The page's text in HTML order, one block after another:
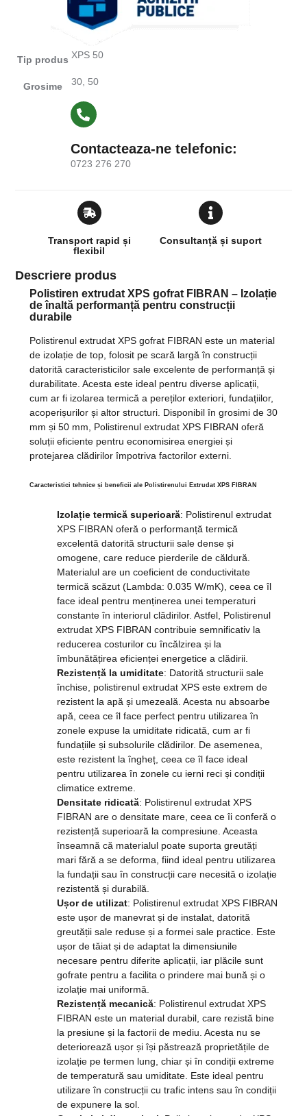
Tip produs XPS 50
Grosime 30, 50
Contacteaza-ne telefonic:
0723 276 270
Transport rapid și
flexibil
Consultanță și suport
Descriere produs
Polistiren extrudat XPS gofrat FIBRAN – Izolație
de înaltă performanță pentru construcții
durabile
Polistirenul extrudat XPS gofrat FIBRAN este un material
de izolație de top, folosit pe scară largă în construcții
datorită caracteristicilor sale excelente de performanță și
durabilitate. Acesta este ideal pentru diverse aplicații,
cum ar fi izolarea termică a pereților exteriori, fundațiilor,
acoperișurilor și altor structuri. Disponibil în grosimi de 30
mm și 50 mm, Polistirenul extrudat XPS FIBRAN oferă
soluții eficiente pentru economisirea energiei și
protejarea clădirilor împotriva factorilor externi.
Caracteristici tehnice și beneficii ale Polistirenului Extrudat XPS FIBRAN
Izolație termică superioară: Polistirenul extrudat
XPS FIBRAN oferă o performanță termică
excelentă datorită structurii sale dense și
omogene, care reduce pierderile de căldură.
Materialul are un coeficient de conductivitate
termică scăzut (Lambda: 0.035 W/mK), ceea ce îl
face ideal pentru menținerea unei temperaturi
constante în interiorul clădirilor. Astfel, Polistirenul
extrudat XPS FIBRAN contribuie semnificativ la
reducerea costurilor cu încălzirea și la
îmbunătățirea eficienței energetice a clădirii.
Rezistență la umiditate: Datorită structurii sale
închise, polistirenul extrudat XPS este extrem de
rezistent la apă și umezeală. Acesta nu absoarbe
apă, ceea ce îl face perfect pentru utilizarea în
zonele expuse la umiditate ridicată, cum ar fi
fundațiile și subsolurile clădirilor. De asemenea,
este rezistent la îngheț, ceea ce îl face ideal
pentru utilizarea în zonele cu ierni reci și condiții
climatice extreme.
Densitate ridicată: Polistirenul extrudat XPS
FIBRAN are o densitate mare, ceea ce îi conferă o
rezistență superioară la compresiune. Aceasta
înseamnă că materialul poate suporta greutăți
mari fără a se deforma, fiind ideal pentru utilizarea
la fundații sau în construcții care necesită o izolație
rezistentă și durabilă.
Ușor de utilizat: Polistirenul extrudat XPS FIBRAN
este ușor de manevrat și de instalat, datorită
greutății sale reduse și a formei sale practice. Este
ușor de tăiat și de adaptat la dimensiunile
necesare pentru diferite aplicații, iar plăcile sunt
gofrate pentru a facilita o prindere mai bună și o
izolație mai uniformă.
Rezistență mecanică: Polistirenul extrudat XPS
FIBRAN este un material durabil, care rezistă bine
la presiune și la factorii de mediu. Acesta nu se
deteriorează ușor și își păstrează proprietățile de
izolație pe termen lung, chiar și în condiții extreme
de temperatură sau umiditate. Este ideal pentru
utilizare în construcții cu trafic intens sau în condiții
de expunere la sol.